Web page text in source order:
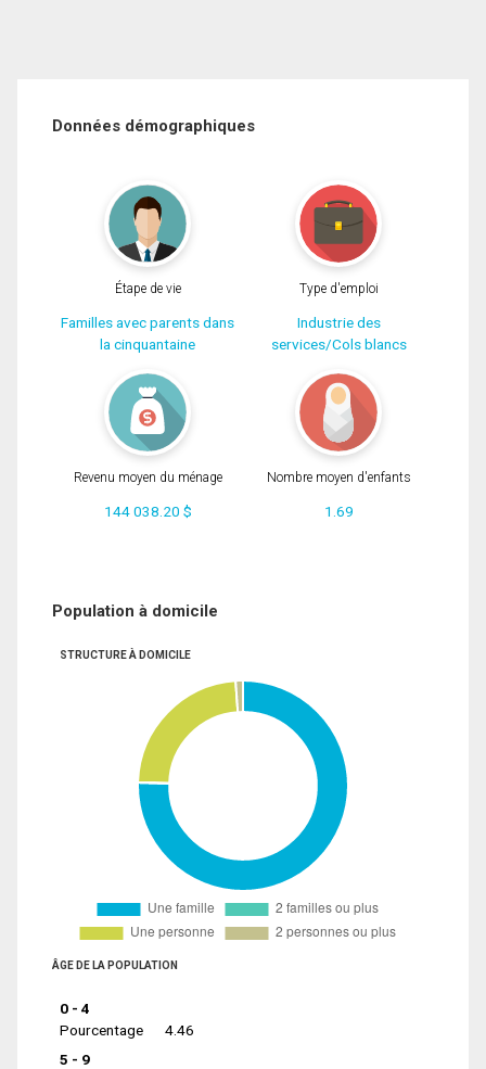
Données démographiques
Étape de vie
Familles avec parents dans
la cinquantaine
Type d'emploi
Industrie des
services/Cols blancs
Revenu moyen du ménage
144 038.20 $
Nombre moyen d'enfants
1.69
Population à domicile
STRUCTURE À DOMICILE
ÂGE DE LA POPULATION
0 - 4
Pourcentage
4.46
5 - 9